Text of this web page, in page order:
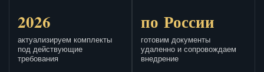
2026
актуализируем комплекты
под действующие
требования
по России
готовим документы
удаленно и сопровождаем
внедрение